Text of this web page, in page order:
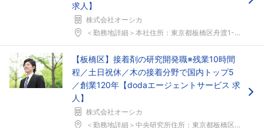
求人】
株式会社オーシカ
＜勤務地詳細＞本社住所：東京都板橋区舟渡1-4-2...
【板橋区】接着剤の研究開発職※残業10時間
程／土日祝休／木の接着分野で国内トップ5
／創業120年【dodaエージェントサービス 求
人】
株式会社オーシカ
＜勤務地詳細＞中央研究所住所：東京都板橋区舟渡1-...